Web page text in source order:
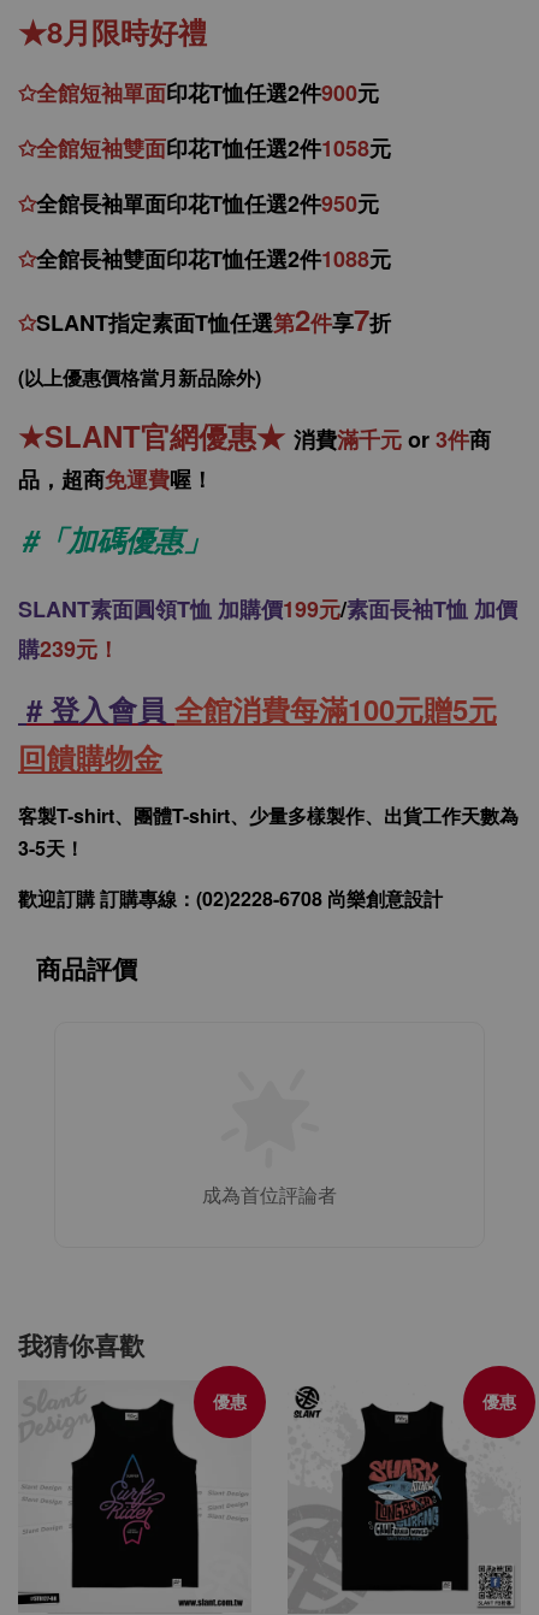
★8月限時好禮
✩全館短袖單面印花T恤任選2件900元
✩全館短袖雙面印花T恤任選2件1058元
✩全館長袖單面印花T恤任選2件950元
✩全館長袖雙面印花T恤任選2件1088元
✩SLANT指定素面T恤任選第2件享7折
(以上優惠價格當月新品除外)
★SLANT官網優惠★ 消費滿千元or3件商
品， 超商免運費喔！
#「加碼優惠」
SLANT素面圓領T恤 加購價199元/素面長袖T恤 加價
購239元！
# 登入會員 全館消費每滿100元贈5元
回饋購物金
客製T-shirt、團體T-shirt、少量多樣製作、出貨工作天數為
3-5天！
歡迎訂購 訂購專線：(02)2228-6708 尚樂創意設計
商品評價
成為首位評論者
我猜你喜歡
優惠 優惠